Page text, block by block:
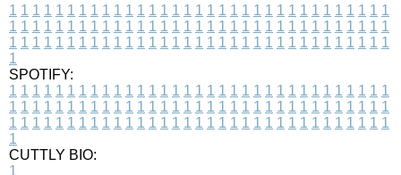
1 1 1 1 1 1 1 1 1 1 1 1 1 1 1 1 1 1 1 1 1 1 1 1 1 1 1 1 1 1 1 1 1
1 1 1 1 1 1 1 1 1 1 1 1 1 1 1 1 1 1 1 1 1 1 1 1 1 1 1 1 1 1 1 1 1
1 1 1 1 1 1 1 1 1 1 1 1 1 1 1 1 1 1 1 1 1 1 1 1 1 1 1 1 1 1 1 1 1
1
SPOTIFY:
1 1 1 1 1 1 1 1 1 1 1 1 1 1 1 1 1 1 1 1 1 1 1 1 1 1 1 1 1 1 1 1 1
1 1 1 1 1 1 1 1 1 1 1 1 1 1 1 1 1 1 1 1 1 1 1 1 1 1 1 1 1 1 1 1 1
1 1 1 1 1 1 1 1 1 1 1 1 1 1 1 1 1 1 1 1 1 1 1 1 1 1 1 1 1 1 1 1 1
1
CUTTLY BIO:
1